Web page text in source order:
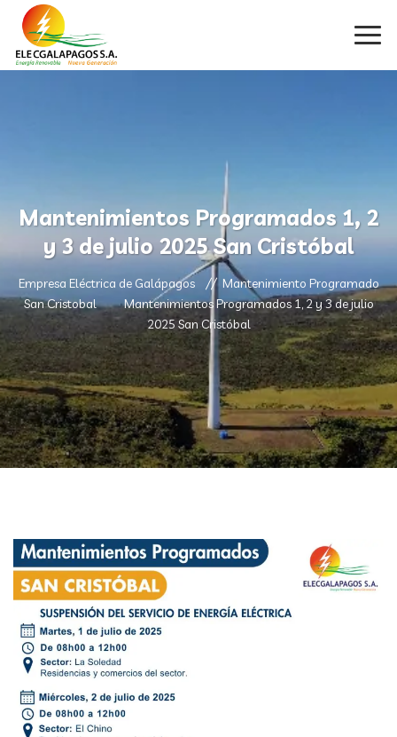
Mantenimientos Programados 1, 2
y 3 de julio 2025 San Cristóbal
Empresa Eléctrica de Galápagos
Mantenimiento Programado
San Cristobal
Mantenimientos Programados 1, 2 y 3 de julio
2025 San Cristóbal